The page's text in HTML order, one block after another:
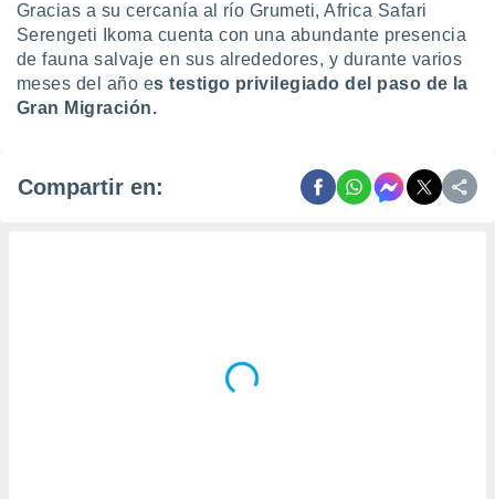
Gracias a su cercanía al río Grumeti, Africa Safari
Serengeti Ikoma cuenta con una abundante presencia
de fauna salvaje en sus alrededores, y durante varios
meses del año es testigo privilegiado del paso de la
Gran Migración.
Compartir en: